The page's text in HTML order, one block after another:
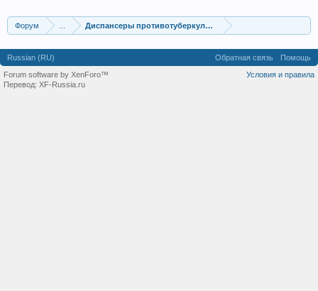
Форум Диспансеры противотуберкулезные
Russian (RU) Обратная связь
Помощь
Условия и правила
Forum software by XenForo™
Перевод: XF-Russia.ru